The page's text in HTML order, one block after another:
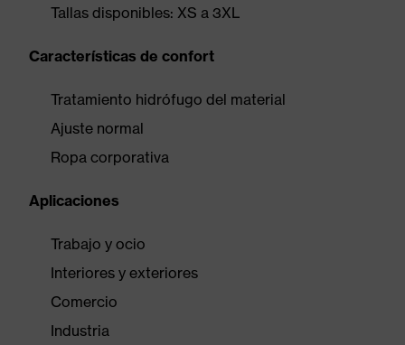
Tallas disponibles: XS a 3XL
Características de confort
Tratamiento hidrófugo del material
Ajuste normal
Ropa corporativa
Aplicaciones
Trabajo y ocio
Interiores y exteriores
Comercio
Industria